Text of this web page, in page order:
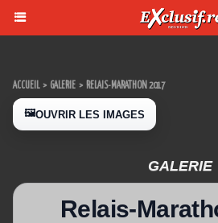
ACCUEIL > GALERIE > RELAIS-MARATHON 2017
🖼️OUVRIR LES IMAGES
GALERIE
Relais-